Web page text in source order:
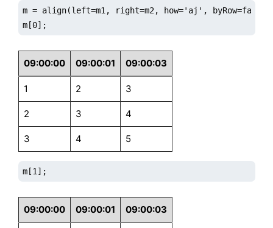
m = align(left=m1, right=m2, how='aj',
m[0];
09:00:00 09:00:01 09:00:03
1 2 3
2 3 4
3 4 5
m[1];
09:00:00 09:00:01 09:00:03